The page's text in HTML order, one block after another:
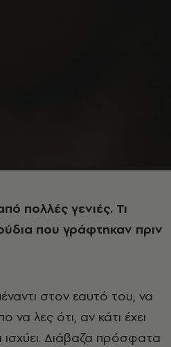
που γράφτηκαν πριν
στον εαυτό του, να
να λες ότι, αν κάτι έχει
ισχύει. Διάβαζα πρόσφατα